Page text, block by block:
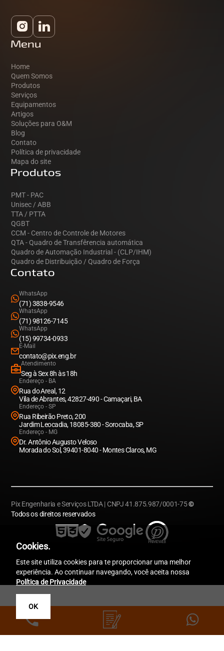
Menu
Home
Quem Somos
Produtos
Serviços
Equipamentos
Artigos
Soluções para O&M
Blog
Contato
Política de privacidade
Mapa do site
Produtos
PMT - PAC
Unisec / ABB
TTA / PTTA
QGBT
CCM - Centro de Controle de Motores
QTA - Quadro de Transfêrencia automática
Quadro de Automação Industrial - (CLP/IHM)
Quadro de Distribuição / Quadro de Força
Contato
WhatsApp
(71) 3838-9546
WhatsApp
(71) 98126-7145
WhatsApp
(15) 99734-0933
E-Mail
contato@pix.eng.br
Atendimento
Seg à Sex 8h às 18h
Endereço - BA
Rua do Areal, 12
Vila de Abrantes, 42827-490 - Camaçari, BA
Endereço - SP
Rua Ribeirão Preto, 200
Jardim Leocadia, 18085-380 - Sorocaba, SP
Endereço - MG
Dr. Antônio Augusto Veloso
Morada do Sol, 39401-8040 - Montes Claros, MG
Pix Engenharia e Serviços LTDA | CNPJ 41.875.987/0001-75©
Todos os direitos reservados
Cookies.
Este site utiliza cookies para te proporcionar uma melhor
experiência. Ao continuar navegando, você aceita nossa
Política de Privacidade
OK